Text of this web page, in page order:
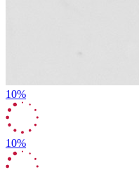
10%
10%